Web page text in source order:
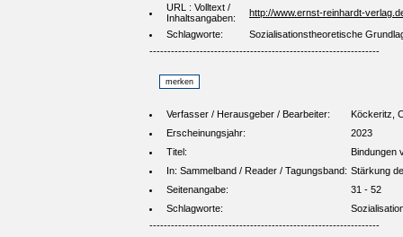
URL : Volltext /
Inhaltsangaben:
http://www.ernst-reinhardt-
Schlagworte:
Sozialisationstheoretische
----------------------------------------------------------------
Verfasser / Herausgeber / Bearbeiter:
Köckeritz,
Erscheinungsjahr:
2023
Titel:
Bindungen
In: Sammelband / Reader / Tagungsband: Stärkung
Seitenangabe:
31 - 52
Schlagworte:
----------------------------------------------------------------